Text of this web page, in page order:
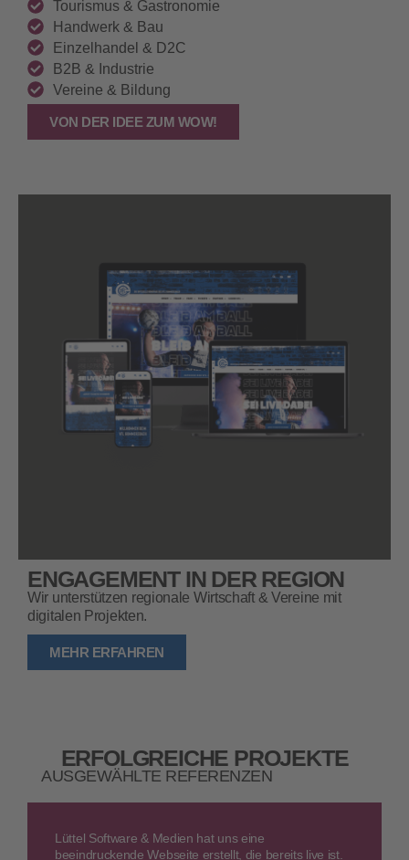
Tourismus & Gastronomie
Handwerk & Bau
Einzelhandel & D2C
B2B & Industrie
Vereine & Bildung
VON DER IDEE ZUM WOW!
ENGAGEMENT IN DER REGION
Wir unterstützen regionale Wirtschaft & Vereine mit
digitalen Projekten.
MEHR ERFAHREN
ERFOLGREICHE PROJEKTE
AUSGEWÄHLTE REFERENZEN
Lüttel Software & Medien hat uns eine
beeindruckende Webseite erstellt, die bereits live ist.